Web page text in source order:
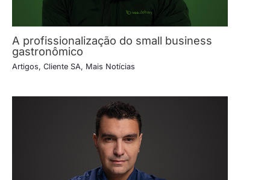
A profissionalização do small business
gastronômico
Artigos, Cliente SA, Mais Notícias